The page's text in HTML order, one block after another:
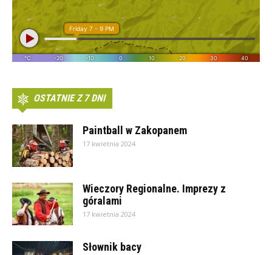
OSTATNIE Z 7 DNI
Paintball w Zakopanem
17 kwietnia 2024
Wieczory Regionalne. Imprezy z
góralami
17 kwietnia 2024
Słownik bacy